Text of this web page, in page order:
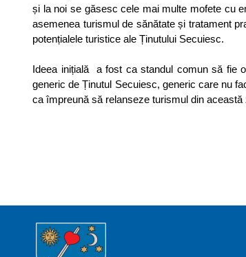
și la noi se găsesc cele mai multe mofete cu
asemenea turismul de sănătate și tratament
potențialele turistice ale Ținutului Secuiesc.
Ideea inițială a fost ca standul comun să fie
generic de Ținutul Secuiesc, generic care nu
ca împreună să relanseze turismul din